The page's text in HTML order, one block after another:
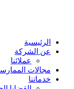
الرئيسية
عن الشركة
عملائنا
مجالات
خدماتنا